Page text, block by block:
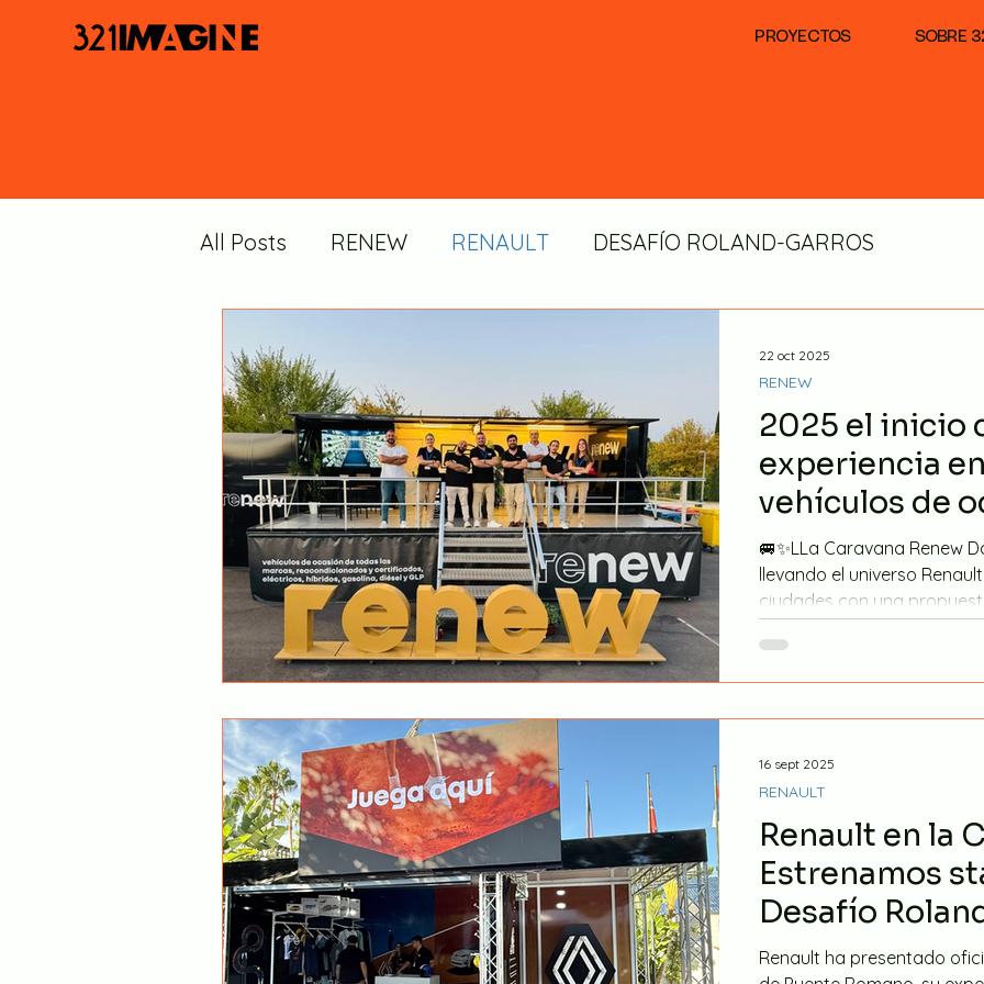
PROYECTOS SOBRE
All Posts RENEW RENAULT DESAFÍO ROLAND-GARROS
2025 el inicio
experiencia
vehículos de
🚐✨LLa Caravana Renew
llevando el universo
ciudades con una
evento diseñado para
ocasión de una forma
primer momento, la
miradas: ✨ Arco hinchable
RENEW
22 oct 2025
Renault en la
Estrenamos
Desafío
Renault ha presentado
RENAULT
16 sept 2025